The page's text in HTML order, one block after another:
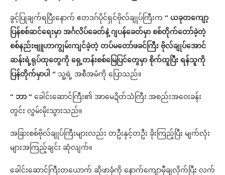
ခွင့်ပြုချက်ရပြီးနောက် ဧတဒဂ်ပိုင်ရှင်ဗိုလ်ချုပ်ကြီးက “ ယခုတကျော့
ပြန်စစ်ဆင်ရေးမှာ အင်္ဂလိပ်ခေတ်နဲ့ ဂျပန်ခေတ်မှာ စစ်တိုက်တော်ခဲ့တဲ့
စစ်နည်းဗျူဟာကျွမ်းကျင်ခဲ့တဲ့ တပ်မတော်ဖခင်ကြီး ဗိုလ်ချုပ်အောင်
ဆန်းရဲ့ရုပ်ထုတွေကို ရှေ့တန်းစစ်မြေပြင်တွေမှာ စိုက်ထူပြီး ရန်သူကို
ပြန်တိုက်မှာပါ “ သူ့ရဲ့ အစီအမံကို ပြောသည်။
“ ဘာ “ ခေါင်းဆောင်ကြီး၏ အာမေဍိတ်သံကြီး အစည်းအဝေးခန်း
တွင်း လွှမ်းမိုးသွားသည်။
အခြားစစ်ဗိုလ်ချုပ်ကြီးများလည်း တဦးနှင့်တဦး ခိုးကြည့်ပြီး မျက်လုံး
များအကြည့်ချင်း ဆုံလျက်။
ခေါင်းဆောင်ကြီးတယောက် ဆိုဖာခုံကို နောက်ကျောမှီချလိုက်ပြီး လက်